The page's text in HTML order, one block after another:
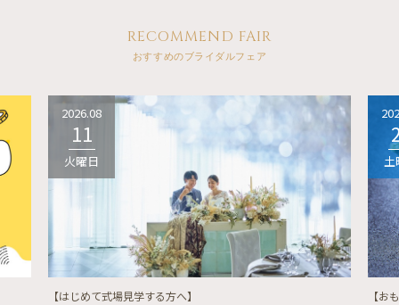
RECOMMEND FAIR
おすすめのブライダルフェア
2026.08
11
火曜日
【はじめて式場見学する方へ】
土
【お